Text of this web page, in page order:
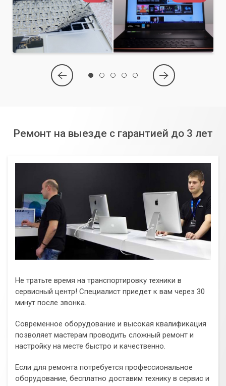
Ремонт на выезде с гарантией до 3 лет
Не тратьте время на транспортировку техники в
сервисный центр! Специалист приедет к вам через 30
минут после звонка.
Современное оборудование и высокая квалификация
позволяет мастерам проводить сложный ремонт и
настройку на месте быстро и качественно.
Если для ремонта потребуется профессиональное
оборудование, бесплатно доставим технику в сервис и